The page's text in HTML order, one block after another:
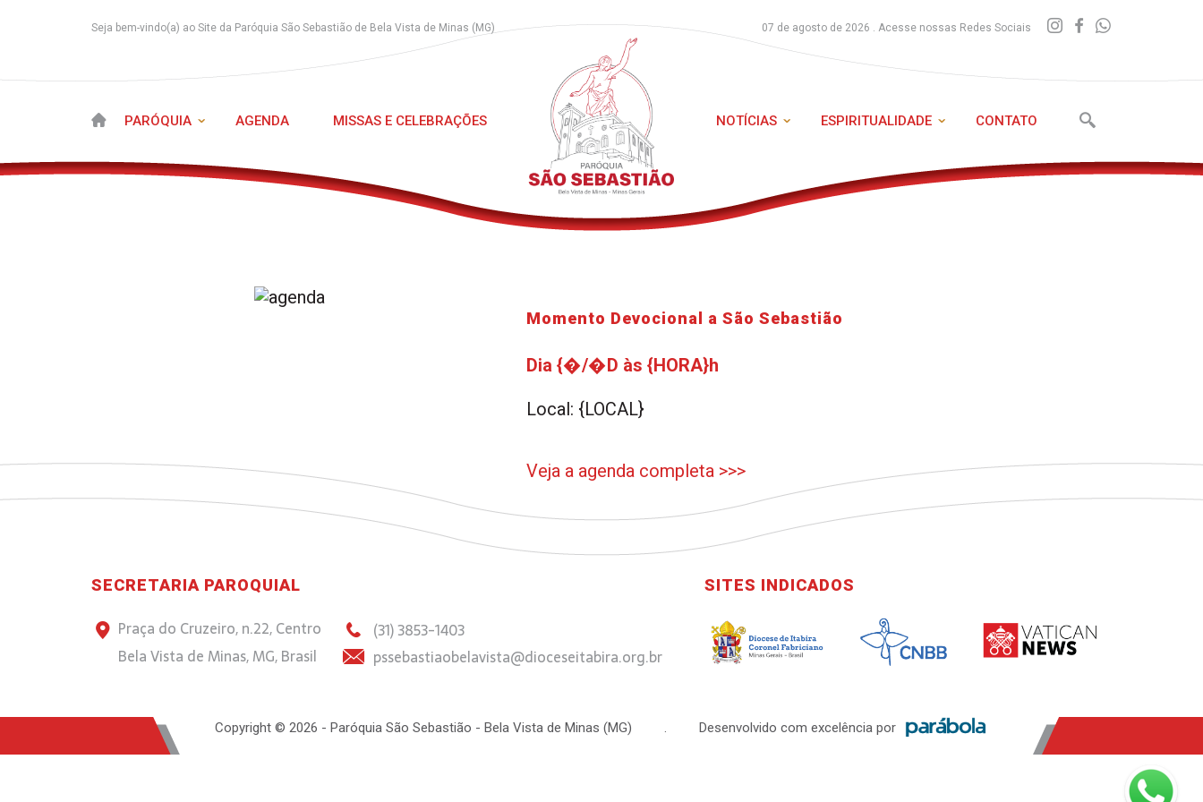
Seja bem-vindo(a) ao Site da Paróquia São Sebastião de Bela Vista de Minas (MG) 07 de agosto de 2026 . Acesse nossas Redes Sociais
PARÓQUIA AGENDA MISSAS E CELEBRAÇÕES NOTÍCIAS ESPIRITUALIDADE CONTATO
Momento Devocional a São Sebastião
Dia {�/�D às {HORA}h
Local: {LOCAL}
Veja a agenda completa >>>
SECRETARIA PAROQUIAL
Praça do Cruzeiro, n.22, Centro
Bela Vista de Minas, MG, Brasil
(31) 3853-1403
pssebastiaobelavista@dioceseitabira.org.br
SITES INDICADOS
Copyright © 2026 - Paróquia São Sebastião - Bela Vista de Minas (MG) . Desenvolvido com excelência por